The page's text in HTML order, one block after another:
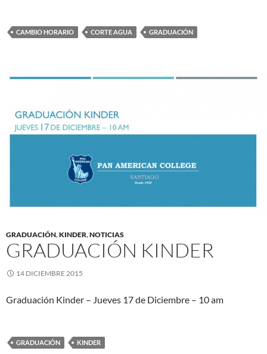
CAMBIO HORARIO CORTE AGUA GRADUACIÓN
GRADUACIÓN,KINDER,NOTICIAS
GRADUACIÓN KINDER
14 DICIEMBRE 2015
Graduación Kinder – Jueves 17 de Diciembre – 10 am
GRADUACIÓN KINDER